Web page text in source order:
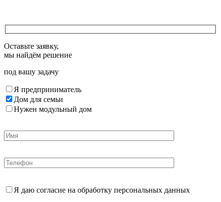
Оставьте заявку,
мы найдём решение
под вашу задачу
Я предприниматель
Дом для семьи
Нужен модульный дом
Я даю согласие на обработку персональных данных